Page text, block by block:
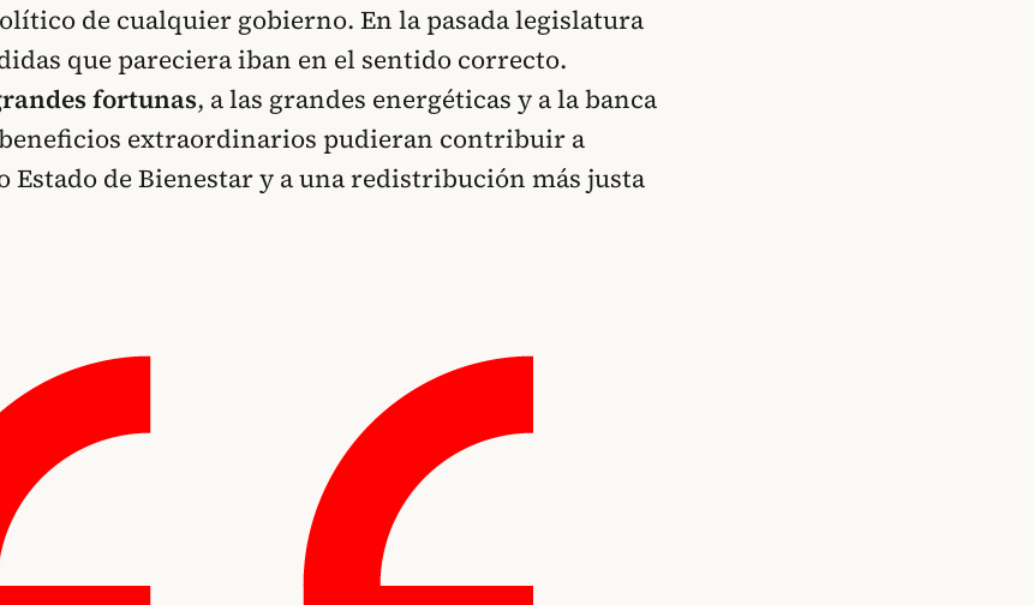
de cualquier gobierno. En la pasada legislatura
que pareciera iban en el sentido correcto.
fortunas, a las grandes energéticas y a la banca
extraordinarios pudieran contribuir a
Estado de Bienestar y a una redistribución más justa